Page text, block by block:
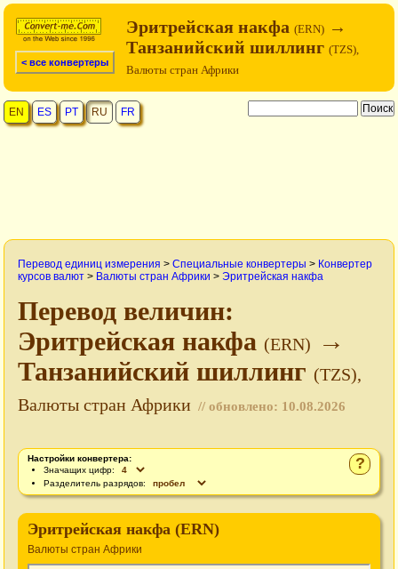
< все конвертеры
Эритрейская накфа (ERN) →
Танзанийский шиллинг (TZS),
Валюты стран Африки
EN ES PT RU FR
Перевод единиц измерения > Специальные конвертеры > Конвертер
курсов валют > Валюты стран Африки > Эритрейская накфа
Перевод величин:
Эритрейская накфа (ERN)
→
Танзанийский шиллинг (TZS),
Валюты стран Африки // обновлено: 10.08.2026
?
Настройки конвертера:
Значащих цифр:
Разделитель разрядов:
Эритрейская накфа (ERN)
Валюты стран Африки